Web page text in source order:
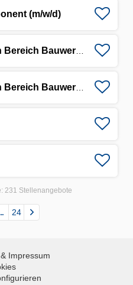
(m/w/d)
231 Stellenangebote
24
Impressum